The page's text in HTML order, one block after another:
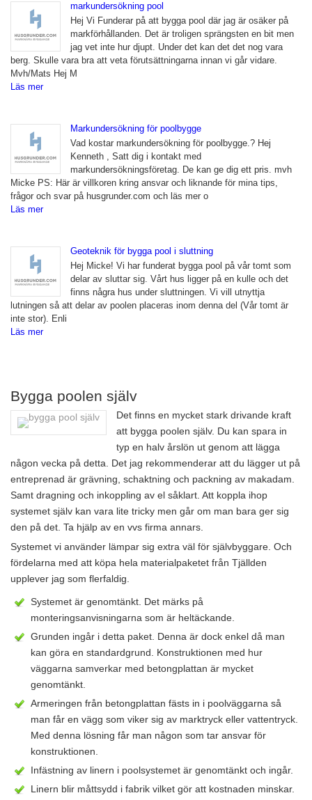
markundersökning pool
Hej Vi Funderar på att bygga pool där jag är osäker på
markförhållanden. Det är troligen sprängsten en bit men
jag vet inte hur djupt. Under det kan det det nog vara
berg. Skulle vara bra att veta förutsättningarna innan vi går vidare.
Mvh/Mats Hej M
Läs mer
Markundersökning för poolbygge
Vad kostar markundersökning för poolbygge.? Hej
Kenneth , Satt dig i kontakt med
markundersökningsföretag. De kan ge dig ett pris. mvh
Micke PS: Här är villkoren kring ansvar och liknande för mina tips,
frågor och svar på husgrunder.com och läs mer o
Läs mer
Geoteknik för bygga pool i sluttning
Hej Micke! Vi har funderat bygga pool på vår tomt som
delar av sluttar sig. Vårt hus ligger på en kulle och det
finns några hus under sluttningen. Vi vill utnyttja
lutningen så att delar av poolen placeras inom denna del (Vår tomt är
inte stor). Enli
Läs mer
Bygga poolen själv
Det finns en mycket stark drivande kraft
att bygga poolen själv. Du kan spara in
typ en halv årslön ut genom att lägga
någon vecka på detta. Det jag rekommenderar att du lägger ut på
entreprenad är grävning, schaktning och packning av makadam.
Samt dragning och inkoppling av el såklart. Att koppla ihop
systemet själv kan vara lite tricky men går om man bara ger sig
den på det. Ta hjälp av en vvs firma annars.
Systemet vi använder lämpar sig extra väl för självbyggare. Och
fördelarna med att köpa hela materialpaketet från Tjällden
upplever jag som flerfaldig.
Systemet är genomtänkt. Det märks på
monteringsanvisningarna som är heltäckande.
Grunden ingår i detta paket. Denna är dock enkel då man
kan göra en standardgrund. Konstruktionen med hur
väggarna samverkar med betongplattan är mycket
genomtänkt.
Armeringen från betongplattan fästs in i poolväggarna så
man får en vägg som viker sig av marktryck eller vattentryck.
Med denna lösning får man någon som tar ansvar för
konstruktionen.
Infästning av linern i poolsystemet är genomtänkt och ingår.
Linern blir måttsydd i fabrik vilket gör att kostnaden minskar.